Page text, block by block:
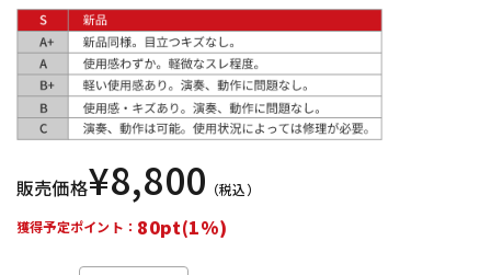
販売価格¥8,800 （税込）
獲得予定ポイント： 80pt(1%)